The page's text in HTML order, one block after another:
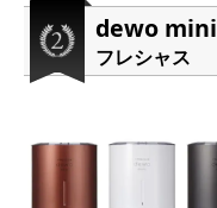
dewo mini
フレシャス